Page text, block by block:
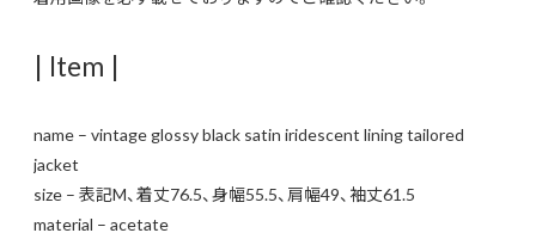
| Item |
name – vintage glossy black satin iridescent lining tailored
jacket
size – 表記M、着丈76.5、身幅55.5、肩幅49、袖丈61.5
material – acetate